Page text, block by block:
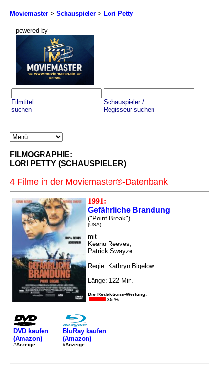
Moviemaster > Schauspieler > Lori Petty
powered by
Filmtitel
suchen
Schauspieler /
Regisseur suchen
FILMOGRAPHIE:
LORI PETTY (SCHAUSPIELER)
4 Filme in der Moviemaster®-Datenbank
1991:
Gefährliche Brandung
("Point Break")
(USA)
mit
Keanu Reeves,
Patrick Swayze
Regie: Kathryn Bigelow
Länge: 122 Min.
Die Redaktions-Wertung:
35 %
DVD kaufen
(Amazon)
#Anzeige
BluRay kaufen
(Amazon)
#Anzeige